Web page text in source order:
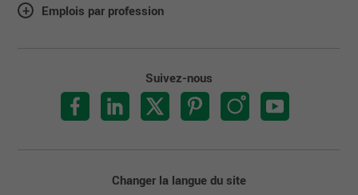
Emplois par profession
Suivez-nous
Changer la langue du site